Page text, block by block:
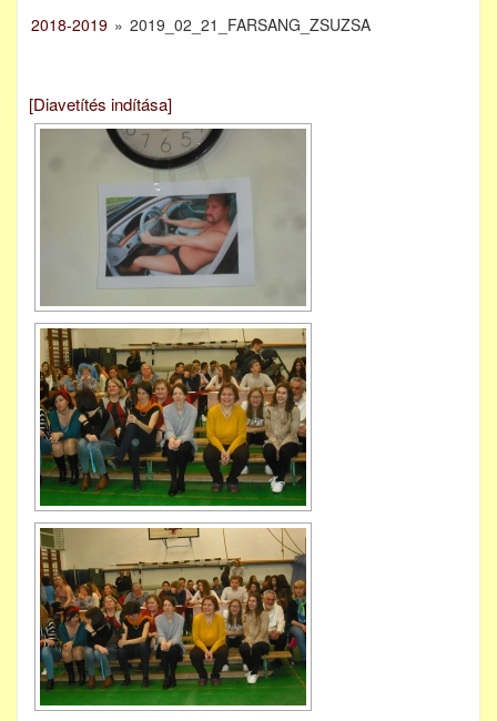
2018-2019 » 2019_02_21_FARSANG_ZSUZSA
[Diavetítés indítása]